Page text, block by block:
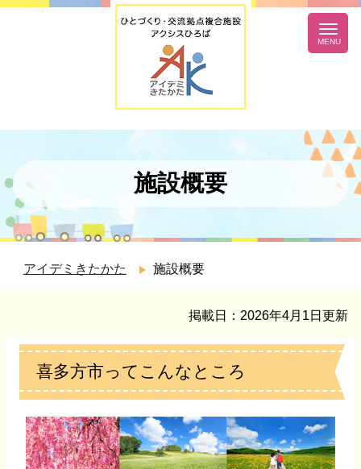
施設概要
アイデミきたかた > 施設概要
掲載日：2026年4月1日更新
喜多方市ってこんなところ